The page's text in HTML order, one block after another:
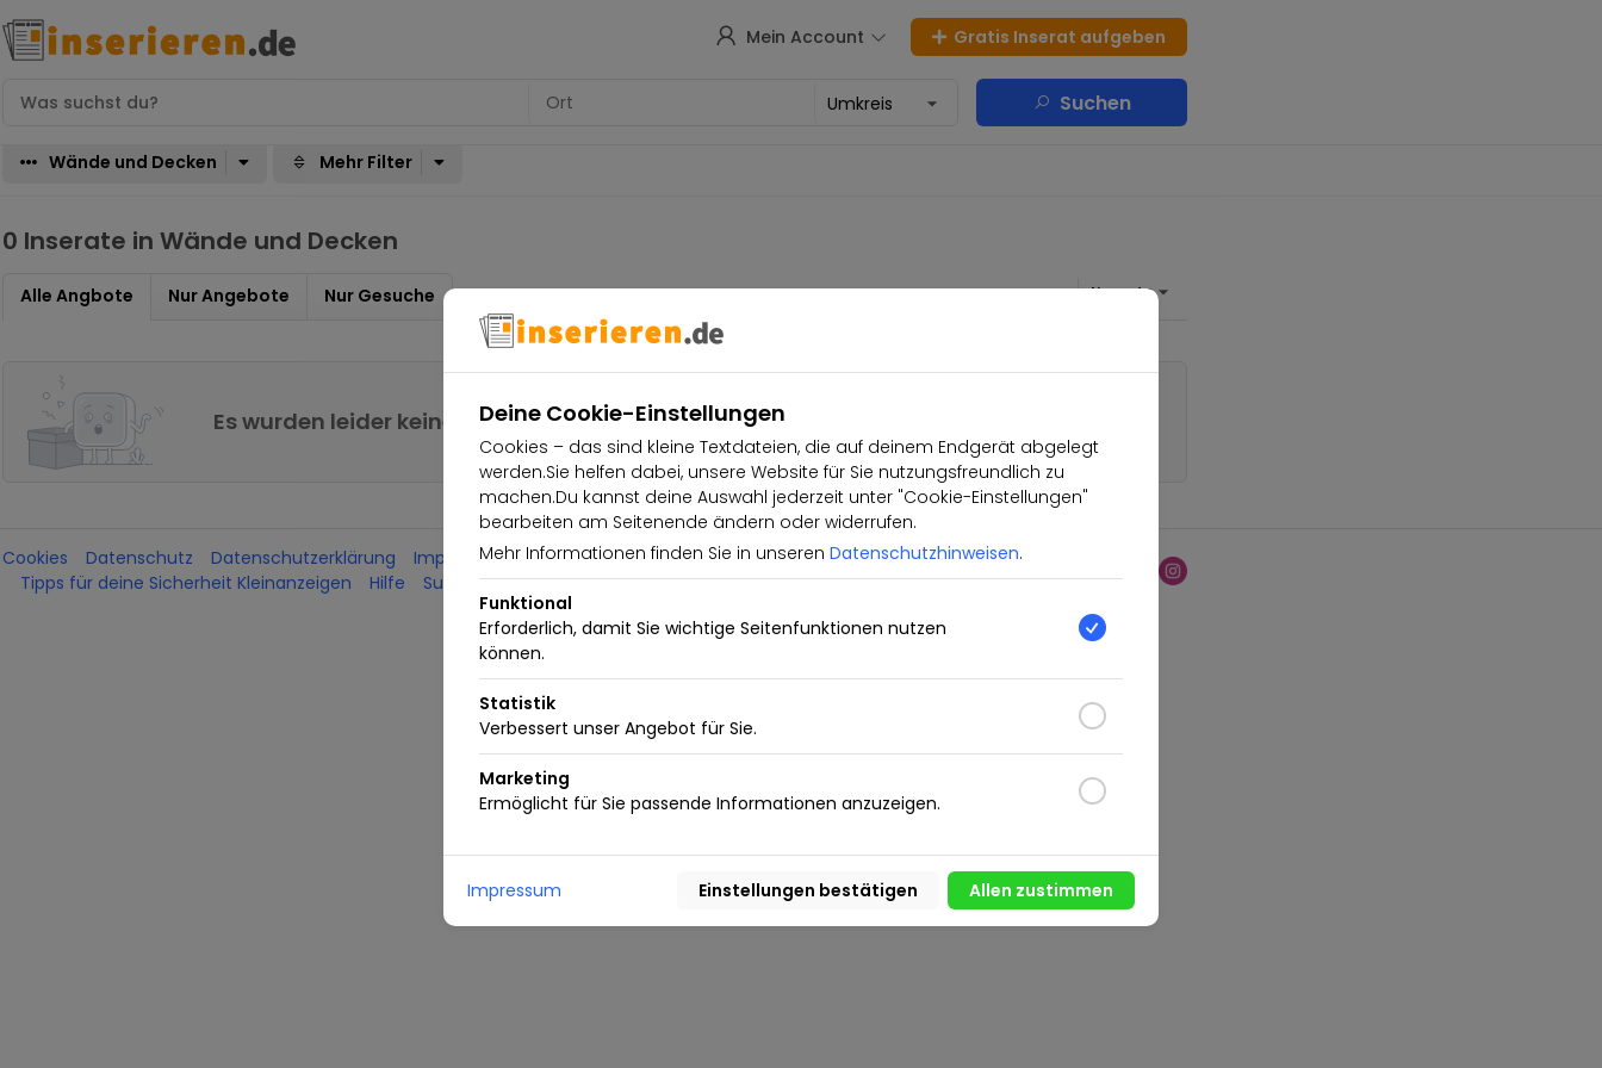
Mein Account Gratis Inserat aufgeben
Suchen
Deine Cookie-Einstellungen
Cookies – das sind kleine Textdateien, die auf deinem Endgerät abgelegt
werden.Sie helfen dabei, unsere Website für Sie nutzungsfreundlich zu
machen.Du kannst deine Auswahl jederzeit unter "Cookie-Einstellungen"
bearbeiten am Seitenende ändern oder widerrufen.
Mehr Informationen finden Sie in unseren Datenschutzhinweisen.
Funktional
Erforderlich, damit Sie wichtige Seitenfunktionen nutzen
können.
Statistik
Verbessert unser Angebot für Sie.
Marketing
Ermöglicht für Sie passende Informationen anzuzeigen.
Impressum
Wände und Decken Mehr Filter
0 Inserate in Wände und Decken
Alle Angbote Nur Angebote Nur Gesuche
Es wurden leider keine Ergebnisse gefunden
Cookies Datenschutz Datenschutzerklärung Impressum Kleinanzeigen
Nutzungsbedingungen
Tipps für deine Sicherheit Kleinanzeigen
Hilfe Support kontaktieren Inserieren.de Business